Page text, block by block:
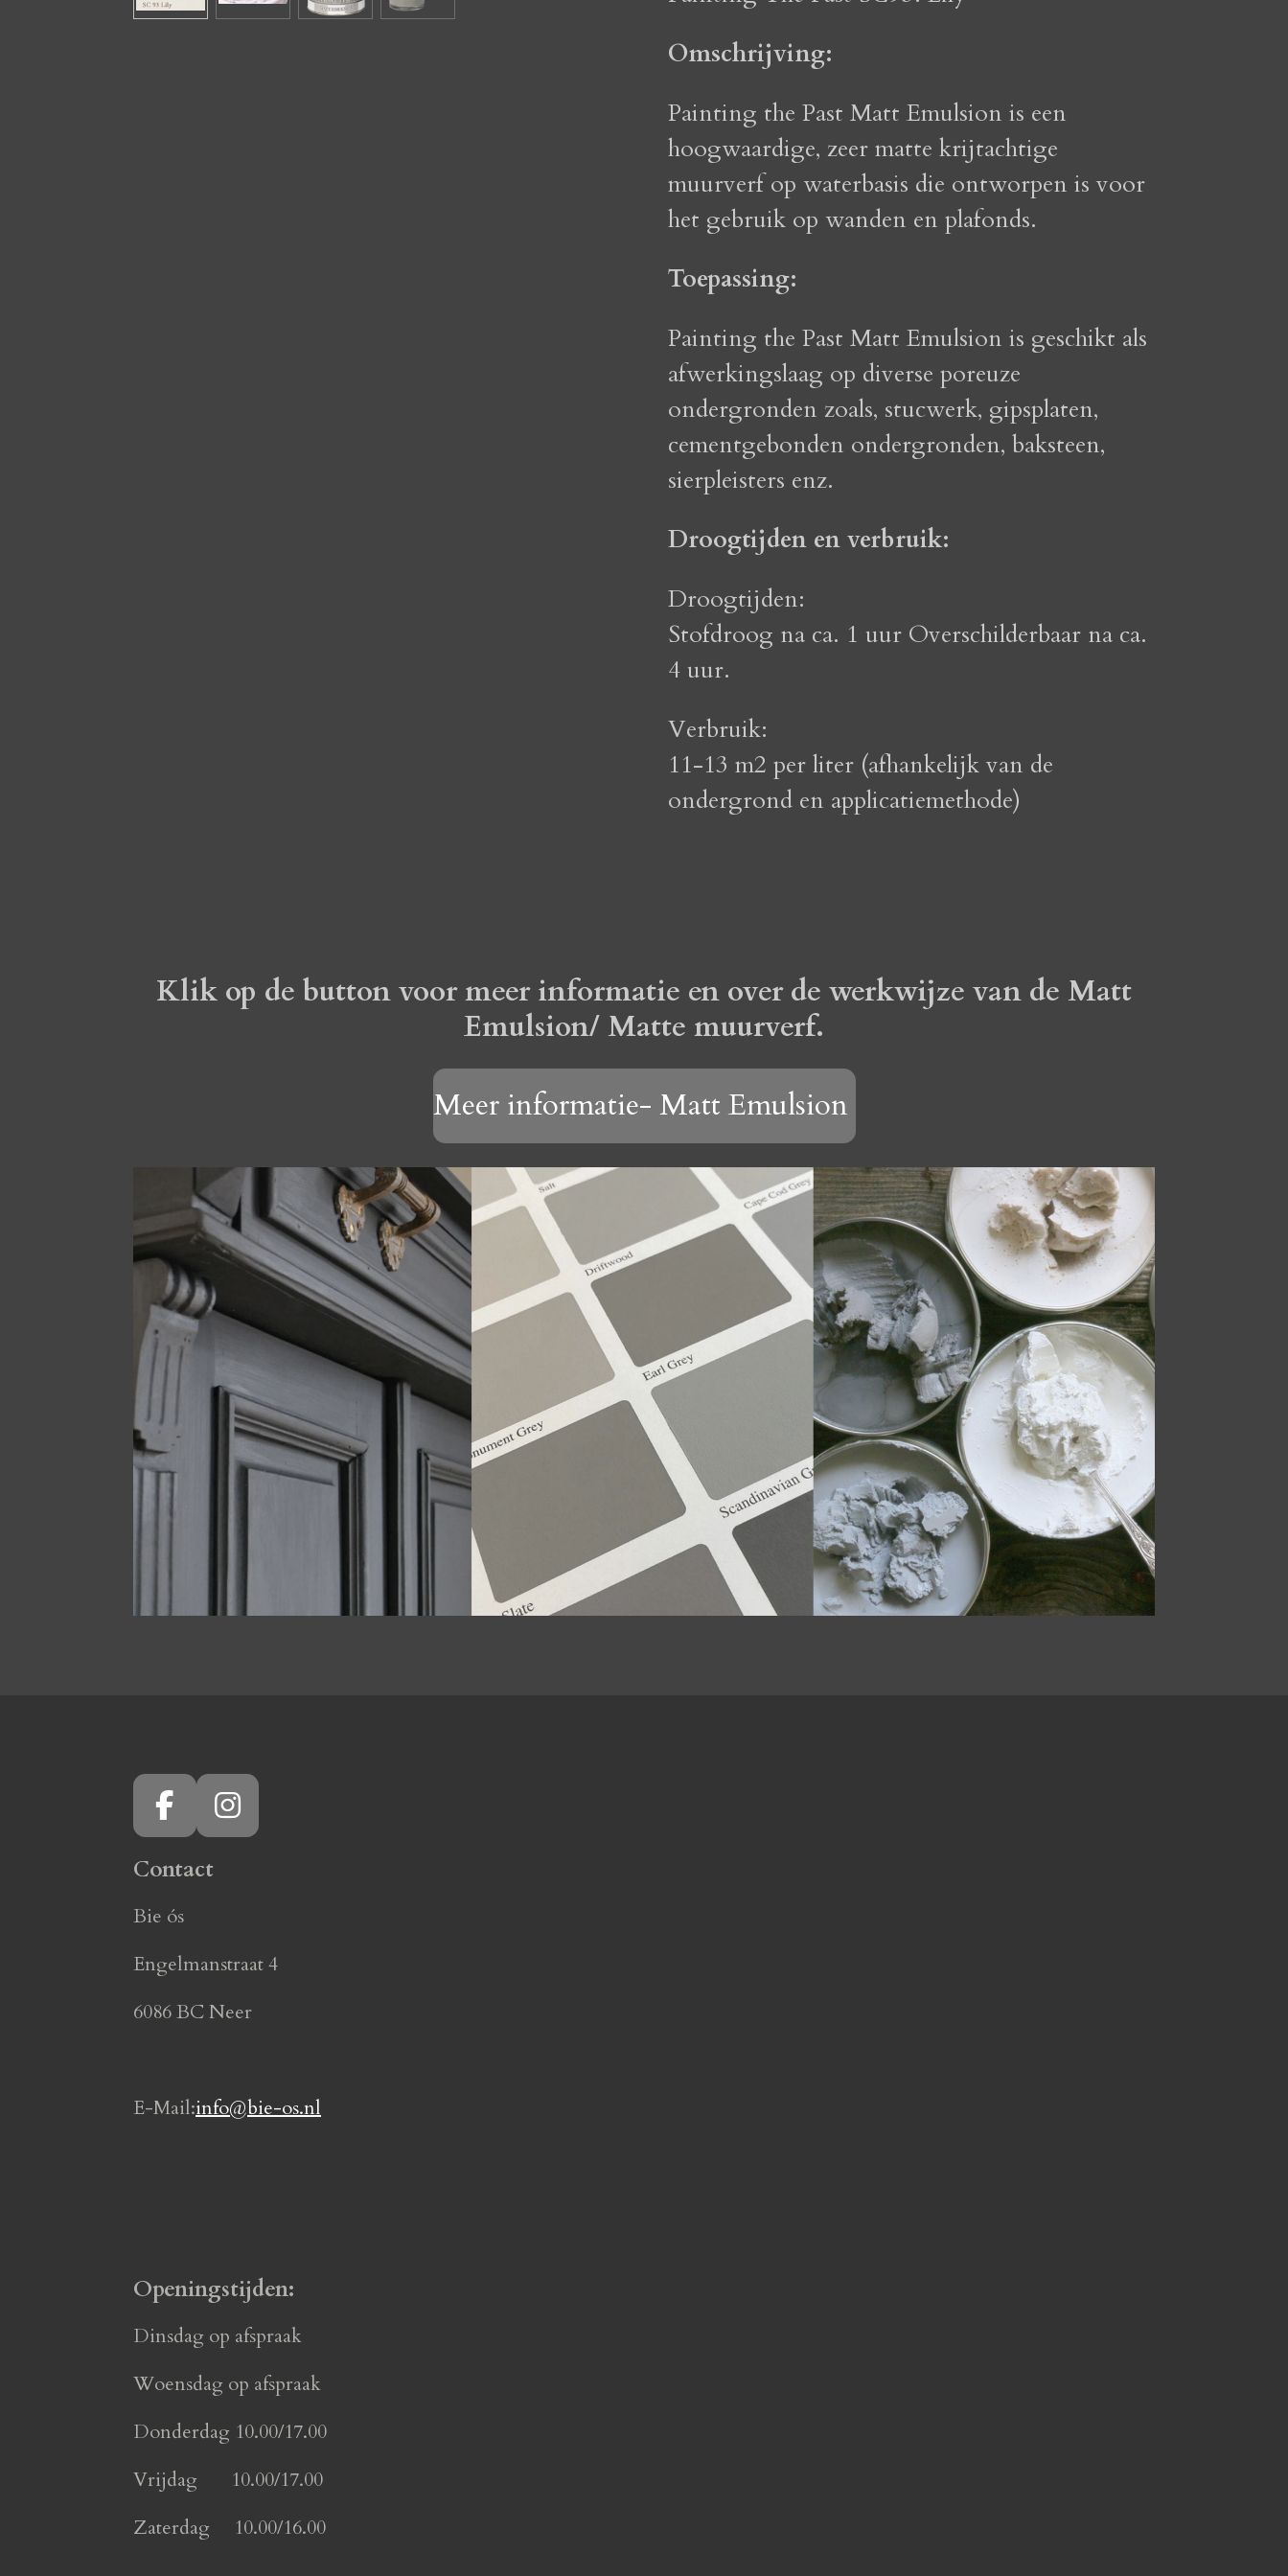
Omschrijving:
Painting the Past Matt Emulsion is een
hoogwaardige, zeer matte krijtachtige
muurverf op waterbasis die ontworpen is voor
het gebruik op wanden en plafonds.
Toepassing:
Painting the Past Matt Emulsion is geschikt als
afwerkingslaag op diverse poreuze
ondergronden zoals, stucwerk, gipsplaten,
cementgebonden ondergronden, baksteen,
sierpleisters enz.
Droogtijden en verbruik:
Droogtijden:
Stofdroog na ca. 1 uur Overschilderbaar na ca.
4 uur.
Verbruik:
11-13 m2 per liter (afhankelijk van de
ondergrond en applicatiemethode)
Klik op de button voor meer informatie en over de werkwijze van de Matt
Emulsion/ Matte muurverf.
Meer informatie- Matt Emulsion
F
a
c
e
b
o
k
I
n
g
a
Contact
Bie ós
Engelmanstraat 4
6086 BC Neer
E-Mail:info@bie-os.nl
Openingstijden:
Dinsdag op afspraak
Woensdag op afspraak
Donderdag 10.00/17.00
Vrijdag 10.00/17.00
Zaterdag 10.00/16.00